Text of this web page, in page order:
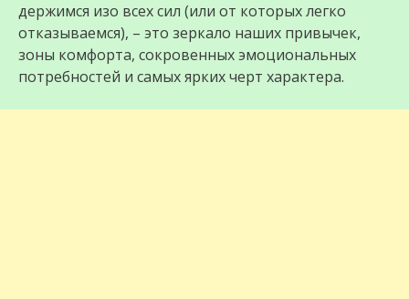
держимся изо всех сил (или от которых легко
отказываемся), – это зеркало наших привычек,
зоны комфорта, сокровенных эмоциональных
потребностей и самых ярких черт характера.